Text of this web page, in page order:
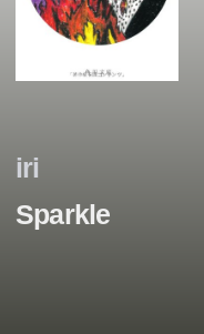
iri
Sparkle